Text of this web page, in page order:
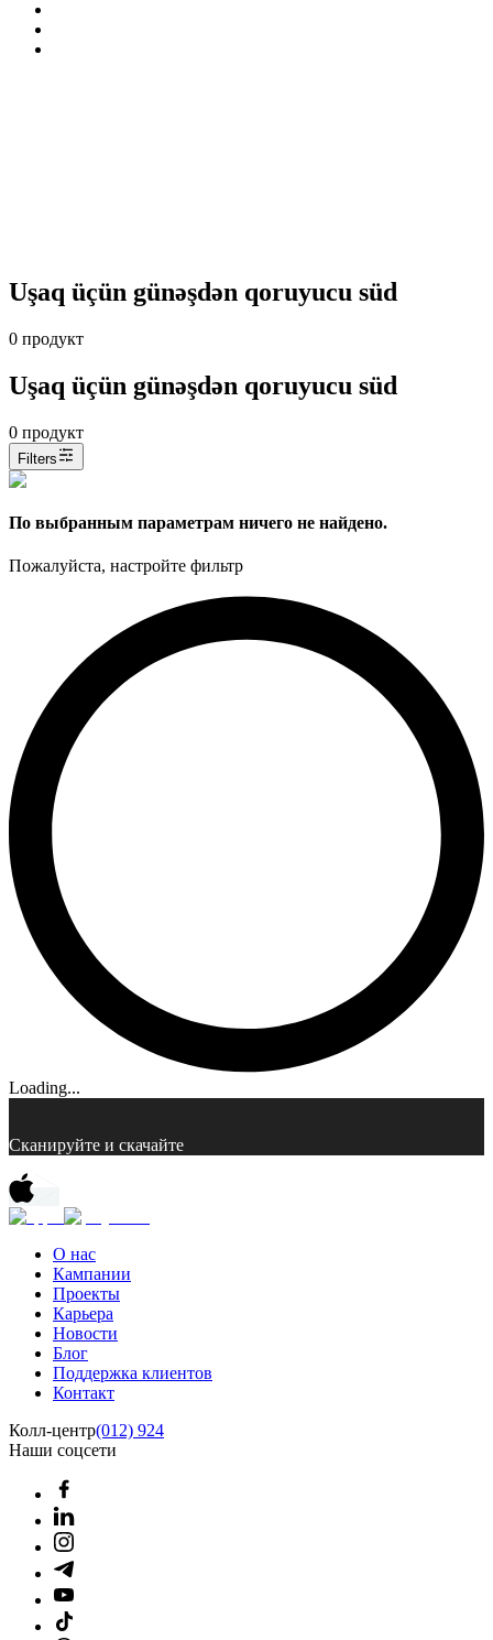
Uşaq üçün günəşdən qoruyucu süd
0 продукт
Uşaq üçün günəşdən qoruyucu süd
0 продукт
Filters
По выбранным параметрам ничего не найдено.
Пожалуйста, настройте фильтр
Loading...
Сканируйте и скачайте
О нас
Кампании
Проекты
Карьера
Новости
Блог
Поддержка клиентов
Контакт
Колл-центр(012) 924
Наши соцсети